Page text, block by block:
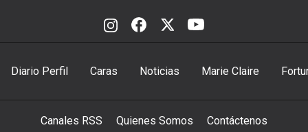
Diario Perfil Caras Noticias Marie Claire
Canales RSS Quienes Somos Contáctenos